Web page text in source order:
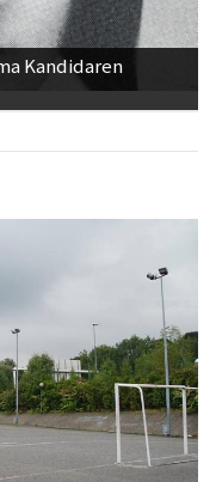
Kandidaren